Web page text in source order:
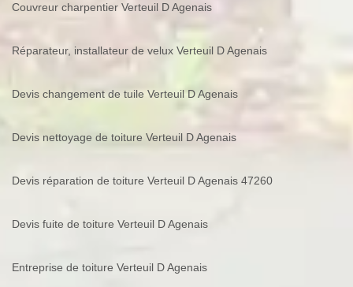
Couvreur charpentier Verteuil D Agenais
Réparateur, installateur de velux Verteuil D Agenais
Devis changement de tuile Verteuil D Agenais
Devis nettoyage de toiture Verteuil D Agenais
Devis réparation de toiture Verteuil D Agenais 47260
Devis fuite de toiture Verteuil D Agenais
Entreprise de toiture Verteuil D Agenais